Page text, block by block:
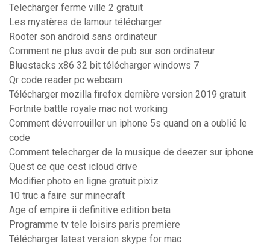
Telecharger ferme ville 2 gratuit
Les mystères de lamour télécharger
Rooter son android sans ordinateur
Comment ne plus avoir de pub sur son ordinateur
Bluestacks x86 32 bit télécharger windows 7
Qr code reader pc webcam
Télécharger mozilla firefox dernière version 2019 gratuit
Fortnite battle royale mac not working
Comment déverrouiller un iphone 5s quand on a oublié le
code
Comment telecharger de la musique de deezer sur iphone
Quest ce que cest icloud drive
Modifier photo en ligne gratuit pixiz
10 truc a faire sur minecraft
Age of empire ii definitive edition beta
Programme tv tele loisirs paris premiere
Télécharger latest version skype for mac